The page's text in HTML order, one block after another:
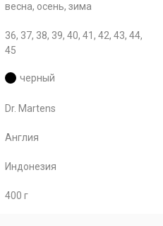
весна, осень, зима
36, 37, 38, 39, 40, 41, 42, 43, 44,
45
черный
Dr. Martens
Англия
Индонезия
400 г